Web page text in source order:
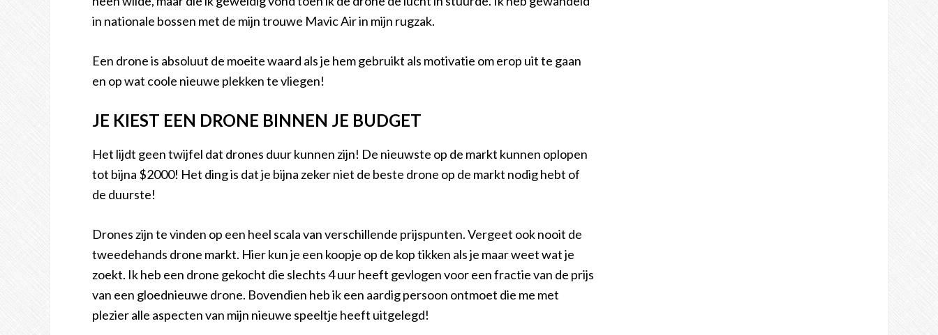
in nationale bossen met de mijn trouwe Mavic Air in mijn rugzak.
Een drone is absoluut de moeite waard als je hem gebruikt als motivatie om erop uit te gaan
en op wat coole nieuwe plekken te vliegen!
JE KIEST EEN DRONE BINNEN JE BUDGET
Het lijdt geen twijfel dat drones duur kunnen zijn! De nieuwste op de markt kunnen oplopen
tot bijna $2000! Het ding is dat je bijna zeker niet de beste drone op de markt nodig hebt of
de duurste!
Drones zijn te vinden op een heel scala van verschillende prijspunten. Vergeet ook nooit de
tweedehands drone markt. Hier kun je een koopje op de kop tikken als je maar weet wat je
zoekt. Ik heb een drone gekocht die slechts 4 uur heeft gevlogen voor een fractie van de prijs
van een gloednieuwe drone. Bovendien heb ik een aardig persoon ontmoet die me met
plezier alle aspecten van mijn nieuwe speeltje heeft uitgelegd!